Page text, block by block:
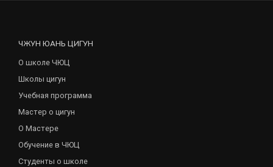
ЧЖУН ЮАНЬ ЦИГУН
О школе ЧЮЦ
Школы цигун
Учебная программа
Мастер о цигун
О Мастере
Обучение в ЧЮЦ
Студенты о школе